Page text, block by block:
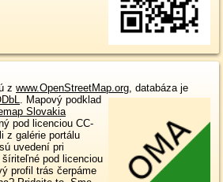
z www.OpenStreetMap.org, databáza je
. Mapový podklad
Slovakia
pod licenciou CC-
z galérie portálu
uvedení pri
pod licenciou
profil trás čerpáme